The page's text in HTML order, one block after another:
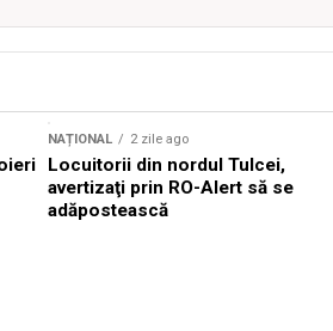
NAȚIONAL 2 zile ago
Locuitorii din nordul Tulcei,
avertizaţi prin RO-Alert să se
adăpostească